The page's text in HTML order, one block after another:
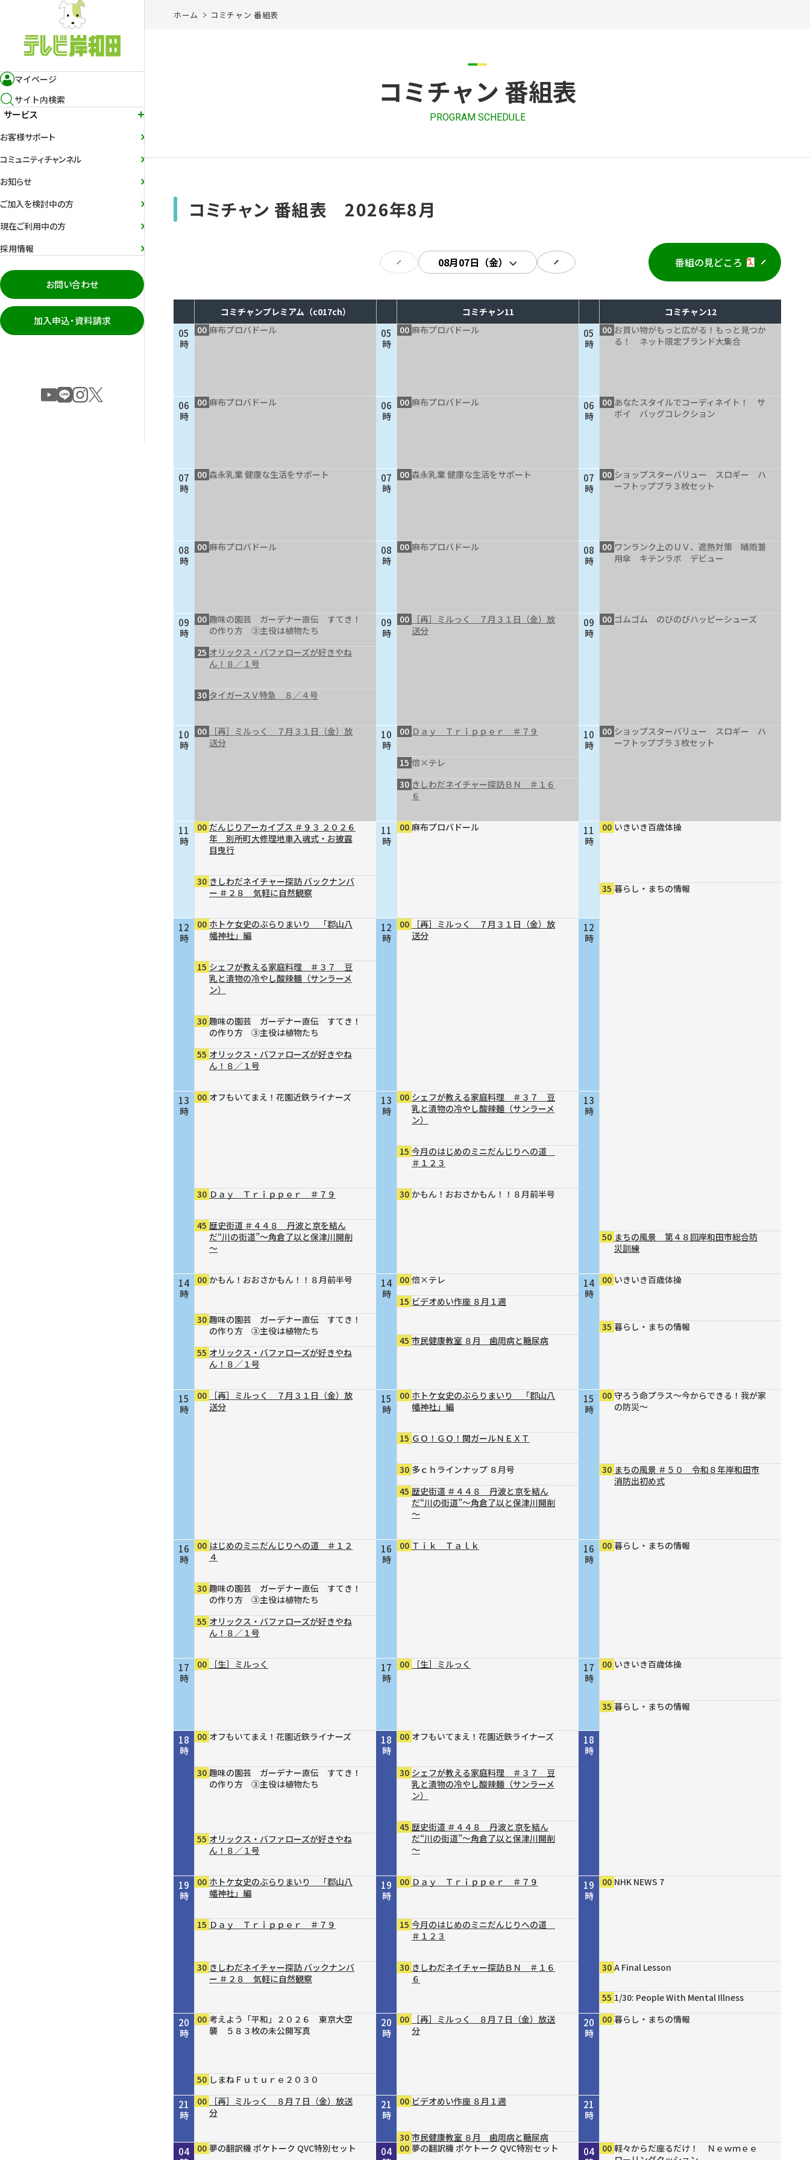
マイページ
サイト内検索
サービス
お客様サポート
コミュニティチャンネル
お知らせ
ご加入を検討中の方
現在ご利用中の方
採用情報
お問い合わせ
加入申込・資料請求
ホーム コミチャン 番組表
コミチャン 番組表
PROGRAM SCHEDULE
コミチャン 番組表 2026年8月
番組の見どころ
コミチャンプレミアム（c017ch） コミチャン11 コミチャン12
05
時
06
時
07
時
08
時
09
時
10
時
11
時
12
時
13
時
14
時
15
時
16
時
17
時
18
時
19
時
20
時
21
時
22
23
00
01
02
03
04
00 麻布プロバドール
00 麻布プロバドール
00 森永乳業 健康な生活をサポート
00 麻布プロバドール
00 趣味の園芸 ガーデナー直伝 すてき！
の作り方 ③主役は植物たち
25 オリックス・バファローズが好きやね
ん！８／１号
30 タイガースＶ特急 ８／４号
00
［再］ミルっく ７月３１日（金）放
送分
00 だんじりアーカイブス ＃９３ ２０２６
年 別所町大修理地車入魂式・お披露
目曳行
30 きしわだネイチャー探訪 バックナンバ
ー ＃２８ 気軽に自然観察
00 ホトケ女史のぶらりまいり 「郡山八
幡神社」編
15 シェフが教える家庭料理 ＃３７ 豆
乳と漬物の冷やし酸辣麺（サンラーメ
ン）
30 趣味の園芸 ガーデナー直伝 すてき！
の作り方 ③主役は植物たち
55 オリックス・バファローズが好きやね
ん！８／１号
00 オフもいてまえ！花園近鉄ライナーズ
30 Ｄａｙ Ｔｒｉｐｐｅｒ ＃７９
45 歴史街道 ＃４４８ 丹波と京を結ん
だ“川の街道”～角倉了以と保津川開削
～
00 かもん！おおさかもん！！８月前半号
30 趣味の園芸 ガーデナー直伝 すてき！
の作り方 ③主役は植物たち
55 オリックス・バファローズが好きやね
ん！８／１号
00
［再］ミルっく ７月３１日（金）放
送分
00 はじめのミニだんじりへの道 ＃１２
４
30 趣味の園芸 ガーデナー直伝 すてき！
の作り方 ③主役は植物たち
55 オリックス・バファローズが好きやね
ん！８／１号
00 ［生］ミルっく
00 オフもいてまえ！花園近鉄ライナーズ
30 趣味の園芸 ガーデナー直伝 すてき！
の作り方 ③主役は植物たち
55 オリックス・バファローズが好きやね
ん！８／１号
00 ホトケ女史のぶらりまいり 「郡山八
幡神社」編
15 Ｄａｙ Ｔｒｉｐｐｅｒ ＃７９
30 きしわだネイチャー探訪 バックナンバ
ー ＃２８ 気軽に自然観察
00 考えよう「平和」２０２６ 東京大空
襲 ５８３枚の未公開写真
50 しまねＦｕｔｕｒｅ２０３０
00
［再］ミルっく ８月７日（金）放送
分
00 Ｄａｙ Ｔｒｉｐｐｅｒ ＃７９
15 シェフが教える家庭料理 ＃３７ 豆
30 タイガースＶ特急 ８／４号
00 ［再］ミルっく ８月７日（金）放送
00 はじめのミニだんじりへの道 ＃１２
30 趣味の園芸 ガーデナー直伝 すてき！
55 オリックス・バファローズが好きやね
00 銀座トマト ドクターズサプリ
00 夢の翻訳機 ポケトーク QVC特別セット
00 夢の翻訳機 ポケトーク QVC特別セット
00 夢の翻訳機 ポケトーク QVC特別セット
05
時
06
時
07
時
08
時
09
時
10
時
11
時
12
時
13
時
14
時
15
時
16
時
17
時
18
時
19
時
20
時
21
時
22
23
00
01
02
03
04
00 麻布プロバドール
00 麻布プロバドール
00 森永乳業 健康な生活をサポート
00 麻布プロバドール
00
［再］ミルっく ７月３１日（金）放
送分
00 Ｄａｙ Ｔｒｉｐｐｅｒ ＃７９
15 倍×テレ
30 きしわだネイチャー探訪ＢＮ ＃１６
６
00 麻布プロバドール
00
［再］ミルっく ７月３１日（金）放
送分
00 シェフが教える家庭料理 ＃３７ 豆
乳と漬物の冷やし酸辣麺（サンラーメ
ン）
15 今月のはじめのミニだんじりへの道
＃１２３
30 かもん！おおさかもん！！８月前半号
00 倍×テレ
15 ビデオめい作座 ８月１週
45 市民健康教室 ８月 歯周病と糖尿病
00 ホトケ女史のぶらりまいり 「郡山八
幡神社」編
15 ＧＯ！ＧＯ！関ガールＮＥＸＴ
30 多ｃｈラインナップ ８月号
45 歴史街道 ＃４４８ 丹波と京を結ん
だ“川の街道”～角倉了以と保津川開削
～
00 Ｔｉｋ Ｔａｌｋ
00 ［生］ミルっく
00 オフもいてまえ！花園近鉄ライナーズ
30 シェフが教える家庭料理 ＃３７ 豆
乳と漬物の冷やし酸辣麺（サンラーメ
ン）
45 歴史街道 ＃４４８ 丹波と京を結ん
だ“川の街道”～角倉了以と保津川開削
～
00 Ｄａｙ Ｔｒｉｐｐｅｒ ＃７９
15 今月のはじめのミニだんじりへの道
＃１２３
30 きしわだネイチャー探訪ＢＮ ＃１６
６
00
［再］ミルっく ８月７日（金）放送
分
00 ビデオめい作座 ８月１週
30 市民健康教室 ８月 歯周病と糖尿病
45 倍×テレ
00 Ｔｉｋ Ｔａｌｋ
00 ウェルスマイル
00 夢の翻訳機 ポケトーク QVC特別セット
00 銀座トマト ドクターズサプリ
00 夢の翻訳機 ポケトーク QVC特別セット
00 夢の翻訳機 ポケトーク QVC特別セット
00 夢の翻訳機 ポケトーク QVC特別セット
05
時
06
時
07
時
08
時
09
時
10
時
11
時
12
時
13
時
14
時
15
時
16
時
17
時
18
時
19
時
20
時
21
時
22
23
00
01
02
03
04
00 お買い物がもっと広がる！もっと見つか
る！ ネット限定ブランド大集合
00 あなたスタイルでコーディネイト！ サ
ボイ バッグコレクション
00 ショップスターバリュー スロギー ハ
ーフトップブラ３枚セット
00 ワンランク上のＵＶ、遮熱対策 晴雨兼
用傘 キテンラボ デビュー
00 ゴムゴム のびのびハッピーシューズ
00 ショップスターバリュー スロギー ハ
ーフトップブラ３枚セット
00 いきいき百歳体操
35 暮らし・まちの情報
50 まちの風景 第４８回岸和田市総合防
災訓練
00 いきいき百歳体操
35 暮らし・まちの情報
00 守ろう命プラス～今からできる！我が家
の防災～
30 まちの風景 ＃５０ 令和８年岸和田市
消防出初め式
00 暮らし・まちの情報
00 いきいき百歳体操
35 暮らし・まちの情報
00 NHK NEWS 7
30 A Final Lesson
55 1/30: People With Mental Illness
00 暮らし・まちの情報
00 NHK NEWSLINE
30 まちの風景 ＃５１ 令和８年岸和田市
00 守ろう命～今からできる！我が家の防
00 ショップスターバリュー アンダモン
00 ハイパワーで氷も冷凍食材もなめらか
00 ペスカ サロン発 渾身のツヤハリケア
00 夜更けのライブセレクション ホーム編
00 軽々からだ座るだけ！ Ｎｅｗｍｅｅ